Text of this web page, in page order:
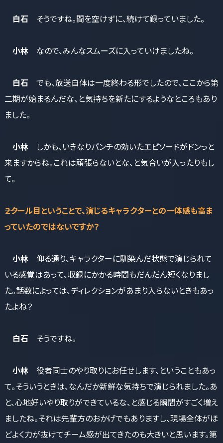
白石 そうですね。間を空けずに、続けて録っていました。
小林なので、みんなスムーズに入っていけましたね。
白石 でも、放送自体は一度終わる形でしたので、ここから第
二期が始まるんだな、と気持ちを新たにするようなところもあり
ました。
小林しかも、いきなりパンチの効いたエピソードがドンっと
来ますからね。これは頑張らないとな、と気合いが入ったりもし
て。
――２クール目ということで、演じるキャラクターとの一体感も高ま
っていたのではないですか？
小林仰る通り、キャラクターに馴染んだ状態で演じられて
いる感覚はあって、収録にかかる時間もだんだん短くなりまし
た。話数によっては、ディレクションがあまり入らないときもあっ
たよね？
白石 そうですね。
小林役者同士のやり取りにお任せします、ということもあっ
て。そういうときは、なんだか新鮮な気持ちで演じられました。あ
と、心地好いやり取りができているな、と感じる瞬間がすごく増え
ましたね。それは先輩方のおかげでもありますし、現場全体がほ
どよく力が抜けてチーム感が出てきたのも大きいと思います。第